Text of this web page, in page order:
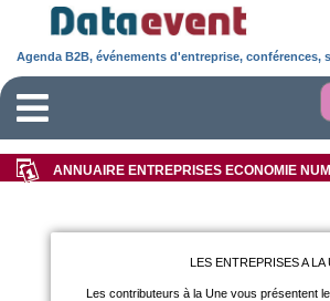
Agenda B2B, événements d'entreprise, conférences,
ANNUAIRE ENTREPRISES ECONOMIE
LES ENTREPRISES A LA
Les contributeurs à la Une vous présentent